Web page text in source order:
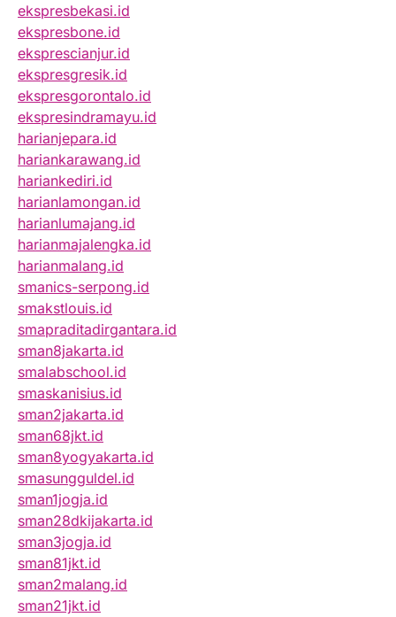
ekspresbekasi.id
ekspresbone.id
eksprescianjur.id
ekspresgresik.id
ekspresgorontalo.id
ekspresindramayu.id
harianjepara.id
hariankarawang.id
hariankediri.id
harianlamongan.id
harianlumajang.id
harianmajalengka.id
harianmalang.id
smanics-serpong.id
smakstlouis.id
smapraditadirgantara.id
sman8jakarta.id
smalabschool.id
smaskanisius.id
sman2jakarta.id
sman68jkt.id
sman8yogyakarta.id
smasungguldel.id
sman1jogja.id
sman28dkijakarta.id
sman3jogja.id
sman81jkt.id
sman2malang.id
sman21jkt.id